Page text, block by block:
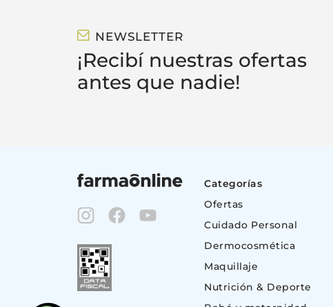
NEWSLETTER
¡Recibí nuestras ofertas
antes que nadie!
Categorías
Ofertas
Cuidado Personal
Dermocosmética
Maquillaje
Nutrición & Deporte